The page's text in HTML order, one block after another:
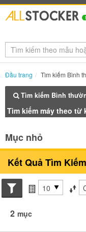
Đầu trang Tìm kiếm Bình
Tìm kiếm Bình
Tìm kiếm máy theo từ
Mục nhỏ
Kết Quả Tìm Kiếm
Searchcác mục
2 mục